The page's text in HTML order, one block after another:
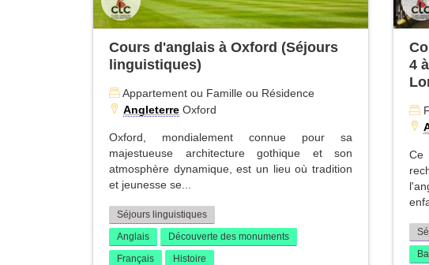
Cours d'anglais à Oxford (Séjours
linguistiques)
Appartement ou Famille ou Résidence
Angleterre Oxford
Oxford, mondialement connue pour sa
majestueuse architecture gothique et son
atmosphère dynamique, est un lieu où tradition
et jeunesse se...
Séjours linguistiques
Anglais
Découverte des monuments
Français
Histoire
4